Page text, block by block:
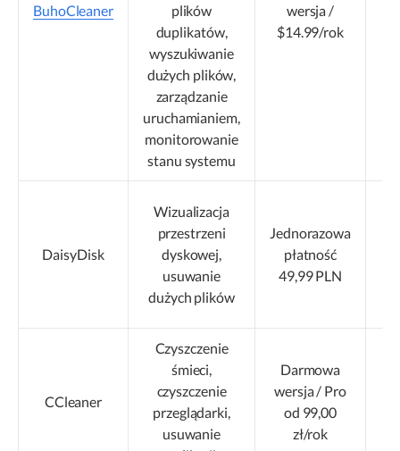
BuhoCleaner
plików
duplikatów,
wyszukiwanie
dużych plików,
zarządzanie
uruchamianiem,
monitorowanie
stanu systemu
wersja /
$14.99/rok
DaisyDisk
Wizualizacja
przestrzeni
dyskowej,
usuwanie
dużych plików
Jednorazowa
płatność
49,99 PLN
CCleaner
Czyszczenie
śmieci,
czyszczenie
przeglądarki,
usuwanie
Darmowa
wersja / Pro
od 99,00
zł/rok